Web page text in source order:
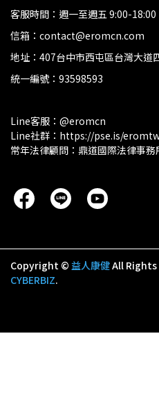
客服時間：週一至週五 9:00-18:00
信箱：contact@eromcn.com
地址：407台中市西屯區台灣大道
統一編號：93598593
Line客服：@eromcn
Line社群：https://pse.is/
常年法律顧問：鼎道國際法律事務
Copyright © 益人康健All Rights
CYBERBIZ.